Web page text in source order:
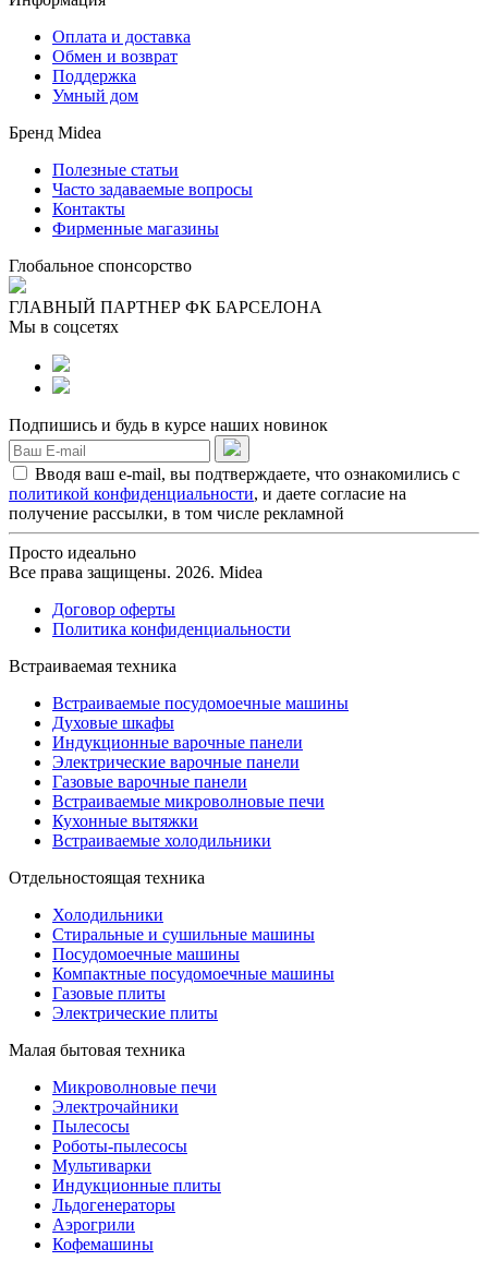
Оплата и доставка
Обмен и возврат
Поддержка
Умный дом
Бренд Midea
Полезные статьи
Часто задаваемые вопросы
Контакты
Фирменные магазины
Глобальное спонсорство
ГЛАВНЫЙ ПАРТНЕР ФК БАРСЕЛОНА
Мы в соцсетях
Подпишись и будь в курсе наших новинок
Вводя ваш e-mail, вы подтверждаете, что ознакомились с
политикой конфиденциальности, и даете согласие на
получение рассылки, в том числе рекламной
Просто идеально
Все права защищены. 2026. Midea
Договор оферты
Политика конфиденциальности
Встраиваемая техника
Встраиваемые посудомоечные машины
Духовые шкафы
Индукционные варочные панели
Электрические варочные панели
Газовые варочные панели
Встраиваемые микроволновые печи
Кухонные вытяжки
Встраиваемые холодильники
Отдельностоящая техника
Холодильники
Стиральные и сушильные машины
Посудомоечные машины
Компактные посудомоечные машины
Газовые плиты
Электрические плиты
Малая бытовая техника
Микроволновые печи
Электрочайники
Пылесосы
Роботы-пылесосы
Мультиварки
Индукционные плиты
Льдогенераторы
Аэрогрили
Кофемашины